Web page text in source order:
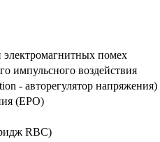
помех
импульсного воздействия
- авторегулятор напряжения)
(EPO)
RBC)